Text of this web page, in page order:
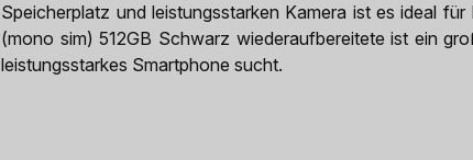
Speicherplatz und leistungsstarken Kamera ist es ideal
(mono sim) 512GB Schwarz wiederaufbereitete ist ein
leistungsstarkes Smartphone sucht.